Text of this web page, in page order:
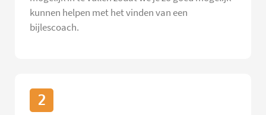
kunnen helpen met het vinden van een
bijlescoach.
2